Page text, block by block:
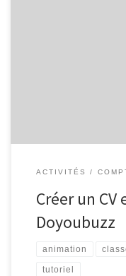
ACTIVITÉS
Créer un CV
Doyoubuzz
animation
tutoriel